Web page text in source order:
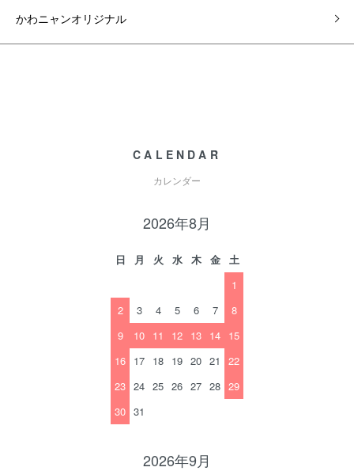
かわニャンオリジナル
CALENDAR
カレンダー
2026年8月
日 月 火 水 木 金
土
1
2
3 4 5 6 7
8
9
10 11 12 13 14 15
16 17 18 19 20 21
22
23 24 25 26 27 28 29
30 31
2026年9月